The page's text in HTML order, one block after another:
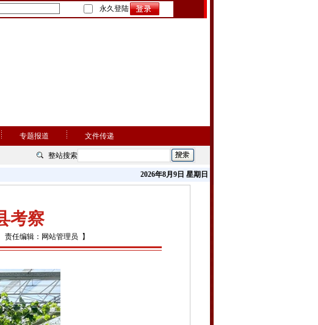
永久登陆
专题报道 文件传递
整站搜索
2026年8月9日 星期日
考察
责任编辑：网站管理员 】